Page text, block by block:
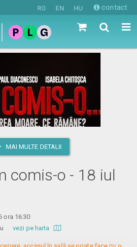
RO EN HU contact
MAI MULTE DETALII
comis-o - 18 iul
ora 16:30
vezi pe harta